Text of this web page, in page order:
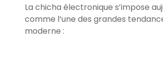
La chicha électronique s’impose
comme l’une des grandes
moderne :